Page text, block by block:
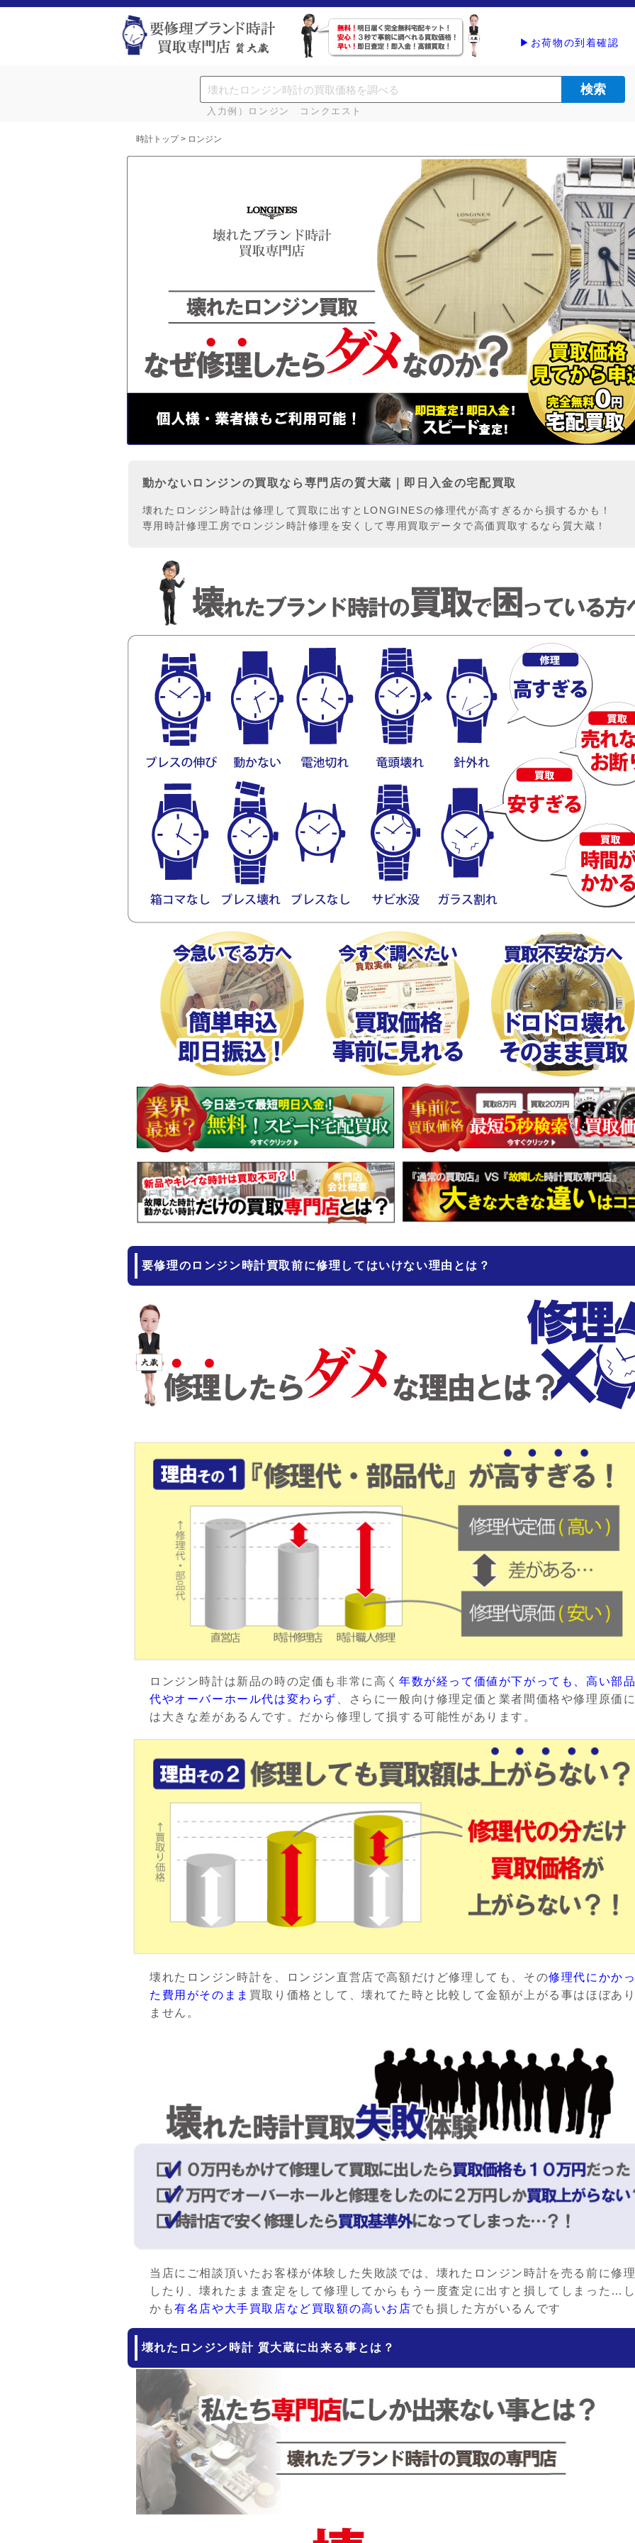
▶お荷物の到着確認
入力例）ロンジン コンクエスト
時計トップ > ロンジン
動かないロンジンの買取なら専門店の質大蔵｜即日入金の宅配買取
壊れたロンジン時計は修理して買取に出すとLONGINESの修理代が高すぎるから損するかも！
専用時計修理工房でロンジン時計修理を安くして専用買取データで高価買取するなら質大蔵！
要修理のロンジン時計買取前に修理してはいけない理由とは？
ロンジン時計は新品の時の定価も非常に高く年数が経って価値が下がっても、高い部
代やオーバーホール代は変わらず
、さらに一般向け修理定価と業者間価格や修理原価
は大きな差があるんです。だから修理して損する可能性があります。
壊れたロンジン時計を、ロンジン直営店で高額だけど修理しても、その修理代にかか
た費用がそのまま 買取り価格として、壊れてた時と比較して金額が上がる事はほぼあ
ません。
当店にご相談頂いたお客様が体験した失敗談では、壊れたロンジン時計を売る前に修
したり、壊れたまま査定をして修理してからもう一度査定に出すと損してしまった…
かも有名店や大手買取店など買取額の高いお店でも損した方がいるんです
壊れたロンジン時計 質大蔵に出来る事とは？